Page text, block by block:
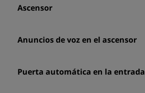
Ascensor
Anuncios de voz en el ascensor
Puerta automática en la entrada